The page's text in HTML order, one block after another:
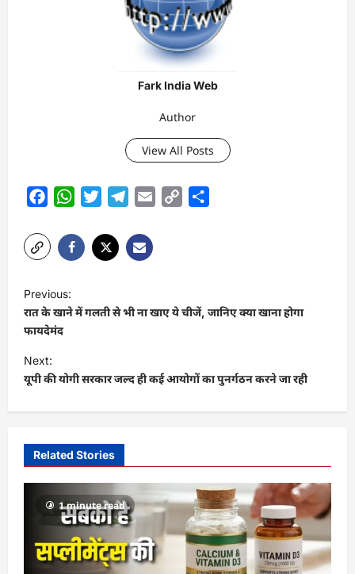
Fark India Web
Author
View All Posts
FacebookWhatsAppTwitterTelegram
Email
Copy
P
o
s
t
n
a
g
Previous:
रात के खाने में गलती से भी ना खाए ये चीजें, जानिए क्या खाना होगा
फायदेमंद
Next:
यूपी की योगी सरकार जल्द ही कई आयोगों का पुनर्गठन करने जा रही
Related Stories
1 minute read